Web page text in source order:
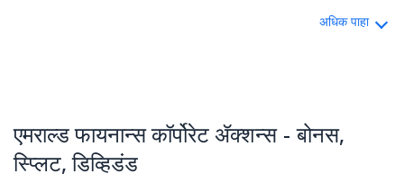
अधिक पाहा
एमराल्ड फायनान्स कॉर्पोरेट ॲक्शन्स - बोनस,
स्प्लिट, डिव्हिडंड